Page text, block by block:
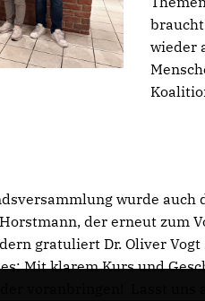
wieder
wurde
der erneut zum
gratuliert Dr. Oliver
Mit klarem Kurs und